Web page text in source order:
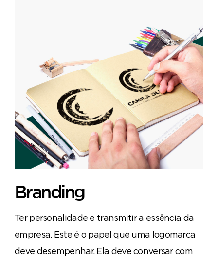
Branding
Ter personalidade e transmitir a essência da
empresa. Este é o papel que uma logomarca
deve desempenhar. Ela deve conversar com